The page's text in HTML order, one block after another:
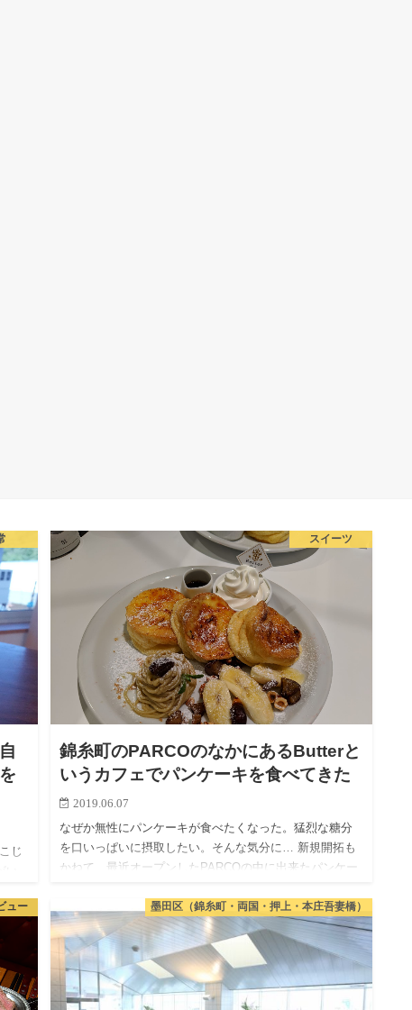
じ
で
スイーツ
錦糸町のPARCOのなかにあるButterと
いうカフェでパンケーキを食べてきた
2019.06.07
なぜか無性にパンケーキが食べたくなった。猛烈な糖分
を口いっぱいに摂取したい。そんな気分に… 新規開拓も
かねて、最近オープンしたPARCOの中に出来たパンケー
ュー 墨田区（錦糸町・両国・押上・本庄吾妻橋）